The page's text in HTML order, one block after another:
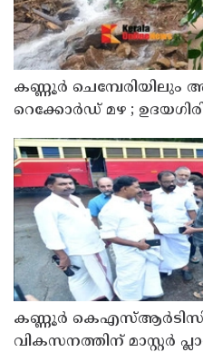
കണ്ണൂർ ചെമ്പേരിയിലും
റെക്കോർഡ് മഴ ;
കണ്ണൂർ കെഎസ്ആർടിസി
വികസനത്തിന് മാസ്റ്റർ